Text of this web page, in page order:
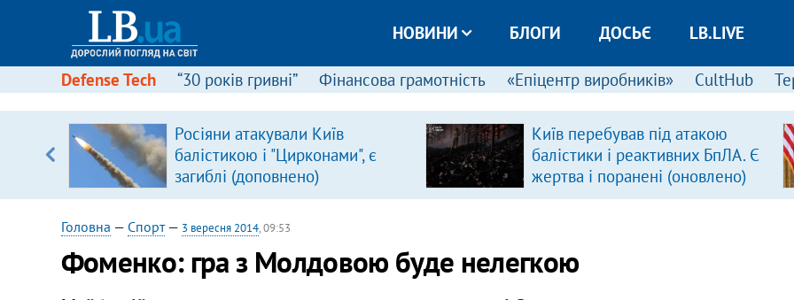
НОВИНИ БЛОГИ ДОСЬЄ LB.LIVE
Defense Tech “30 років гривні” Фінансова грамотність «Епіцентр виробників» CultHub
Росіяни атакували Київ
балістикою і "Цирконами", є
загиблі (доповнено)
Київ перебував під атакою
балістики і реактивних БпЛА. Є
жертва і поранені (оновлено)
Головна — Спорт— 3 вересня 2014, 09:53
Фоменко: гра з Молдовою буде нелегкою